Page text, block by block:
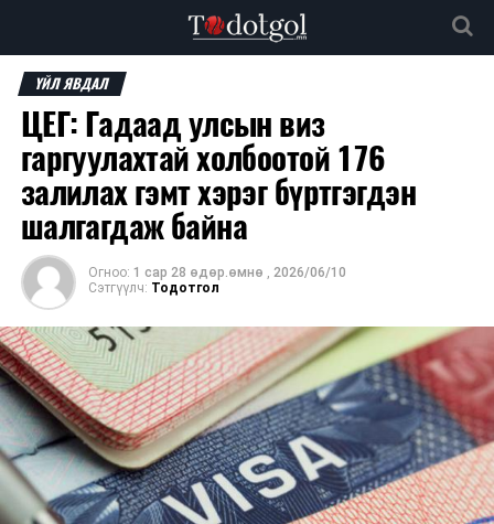
ҮЙЛ ЯВДАЛ
ЦЕГ: Гадаад улсын виз
гаргуулахтай холбоотой 176
залилах гэмт хэрэг бүртгэгдэн
шалгагдаж байна
Огноо: 1 сар 28 өдөр.өмнө , 2026/06/10
Сэтгүүлч: Тодотгол